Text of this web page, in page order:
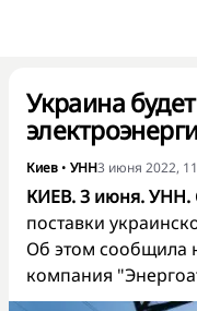
Украина
Киев • УНН3 июня 2022,
КИЕВ. 3 июня. УНН.
поставки
Об этом сообщила
компания